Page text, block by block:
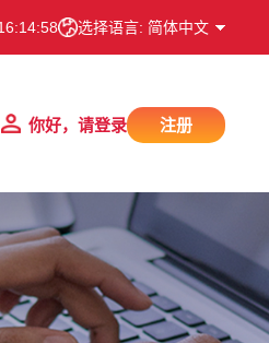
选择语言: 简体中文
你好，请登录 注册